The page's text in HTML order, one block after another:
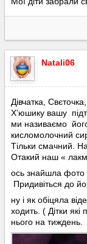
Natali06
Дівчатка,
Хʼюшику вашу
ми називаємо
кисломолочний
Тільки смачний.
Отакий наш «
ось знайшла фото
Придивіться до
ну і як обіцяла
ходить. ( Дітки
нього на тиждень.